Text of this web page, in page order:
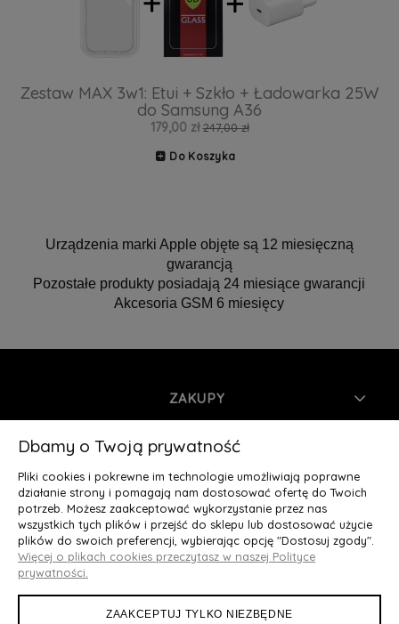
Zestaw MAX 3w1: Etui + Szkło + Ładowarka 25W
do Samsung A36
179,00 zł 247,00 zł
Do Koszyka
Urządzenia marki Apple objęte są 12 miesięczną
gwarancją
Pozostałe produkty posiadają 24 miesiące gwarancji
Akcesoria GSM 6 miesięcy
ZAKUPY
INFORMACJE
MOJE KONTO
O NAS
Deluxury.pl
Dbamy o Twoją prywatność
Pliki cookies i pokrewne im technologie umożliwiają poprawne
działanie strony i pomagają nam dostosować ofertę do Twoich
potrzeb. Możesz zaakceptować wykorzystanie przez nas
wszystkich tych plików i przejść do sklepu lub dostosować użycie
plików do swoich preferencji, wybierając opcję "Dostosuj zgody".
Więcej o plikach cookies przeczytasz w naszej Polityce
prywatności.
ZAAKCEPTUJ TYLKO NIEZBĘDNE